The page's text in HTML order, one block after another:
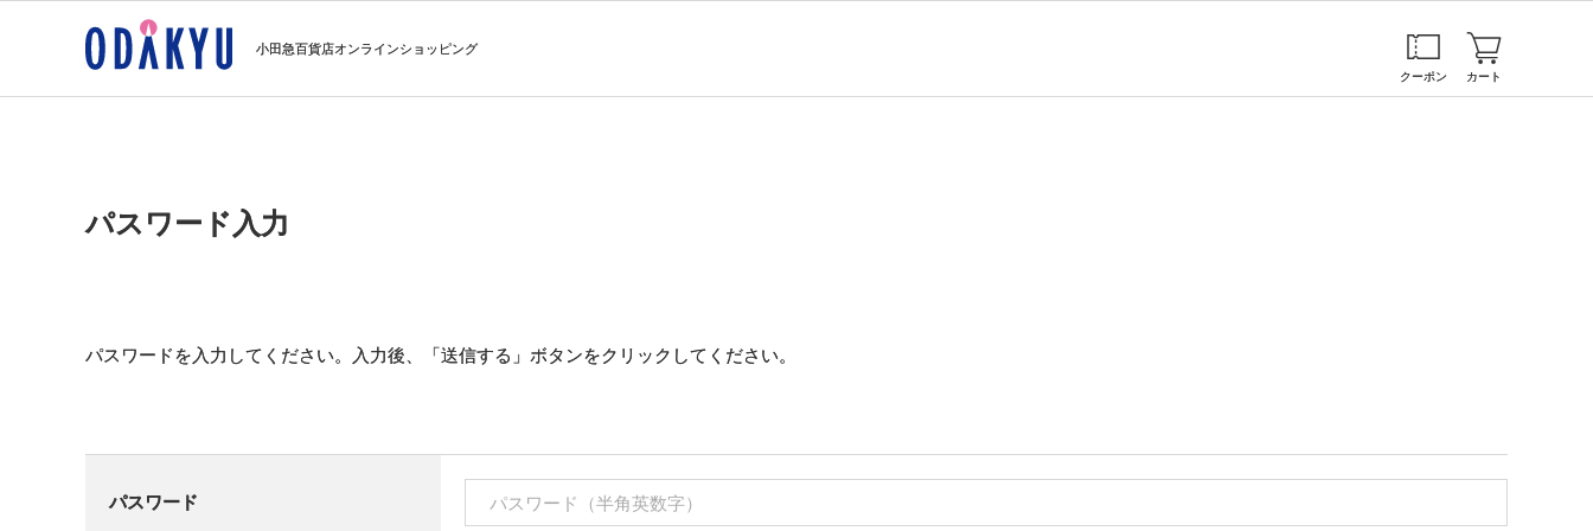
小田急百貨店オンラインショッピング
クーポン カート
パスワード入力
パスワードを入力してください。入力後、「送信する」ボタンをクリックしてください。
パスワード